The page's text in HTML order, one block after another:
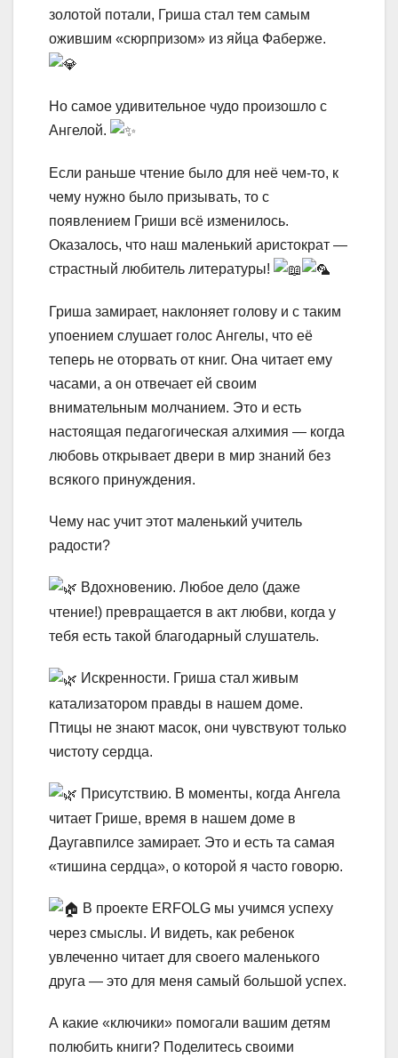
золотой потали, Гриша стал тем самым
ожившим «сюрпризом» из яйца Фаберже.
Но самое удивительное чудо произошло с
Ангелой.
Если раньше чтение было для неё чем-то, к
чему нужно было призывать, то с
появлением Гриши всё изменилось.
Оказалось, что наш маленький аристократ —
страстный любитель литературы!
Гриша замирает, наклоняет голову и с таким
упоением слушает голос Ангелы, что её
теперь не оторвать от книг. Она читает ему
часами, а он отвечает ей своим
внимательным молчанием. Это и есть
настоящая педагогическая алхимия — когда
любовь открывает двери в мир знаний без
всякого принуждения.
Чему нас учит этот маленький учитель
радости?
Вдохновению. Любое дело (даже
чтение!) превращается в акт любви, когда у
тебя есть такой благодарный слушатель.
Искренности. Гриша стал живым
катализатором правды в нашем доме.
Птицы не знают масок, они чувствуют только
чистоту сердца.
Присутствию. В моменты, когда Ангела
читает Грише, время в нашем доме в
Даугавпилсе замирает. Это и есть та самая
«тишина сердца», о которой я часто говорю.
В проекте ERFOLG мы учимся успеху
через смыслы. И видеть, как ребенок
увлеченно читает для своего маленького
друга — это для меня самый большой успех.
А какие «ключики» помогали вашим детям
полюбить книги? Поделитесь своими